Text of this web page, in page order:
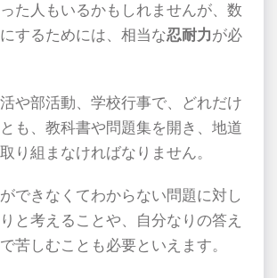
た人もいるかもしれませんが、数
するためには、相当な忍耐力が必
や部活動、学校行事で、どれだけ
も、教科書や問題集を開き、地道
り組まなければなりません。
できなくてわからない問題に対し
と考えることや、自分なりの答え
苦しむことも必要といえます。